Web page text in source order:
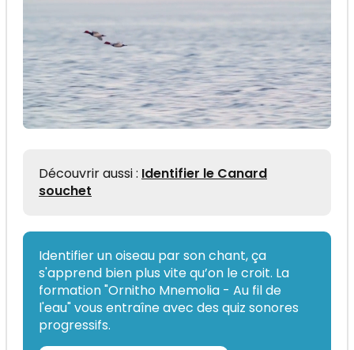
Découvrir aussi : Identifier le Canard
souchet
Identifier un oiseau par son chant, ça
s'apprend bien plus vite qu’on le croit. La
formation "Ornitho Mnemolia - Au fil de
l'eau" vous entraîne avec des quiz sonores
progressifs.